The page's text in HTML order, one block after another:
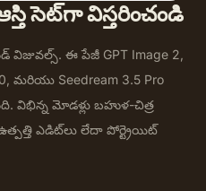
సెట్‌గా విస్తరించండి
ఈ పేజీ GPT Image 2,
మరియు Seedream 3.5 Pro
విభిన్న మోడళ్లు బహుళ-చిత్ర
ఎడిట్‌లు లేదా పోర్ట్రెయిట్